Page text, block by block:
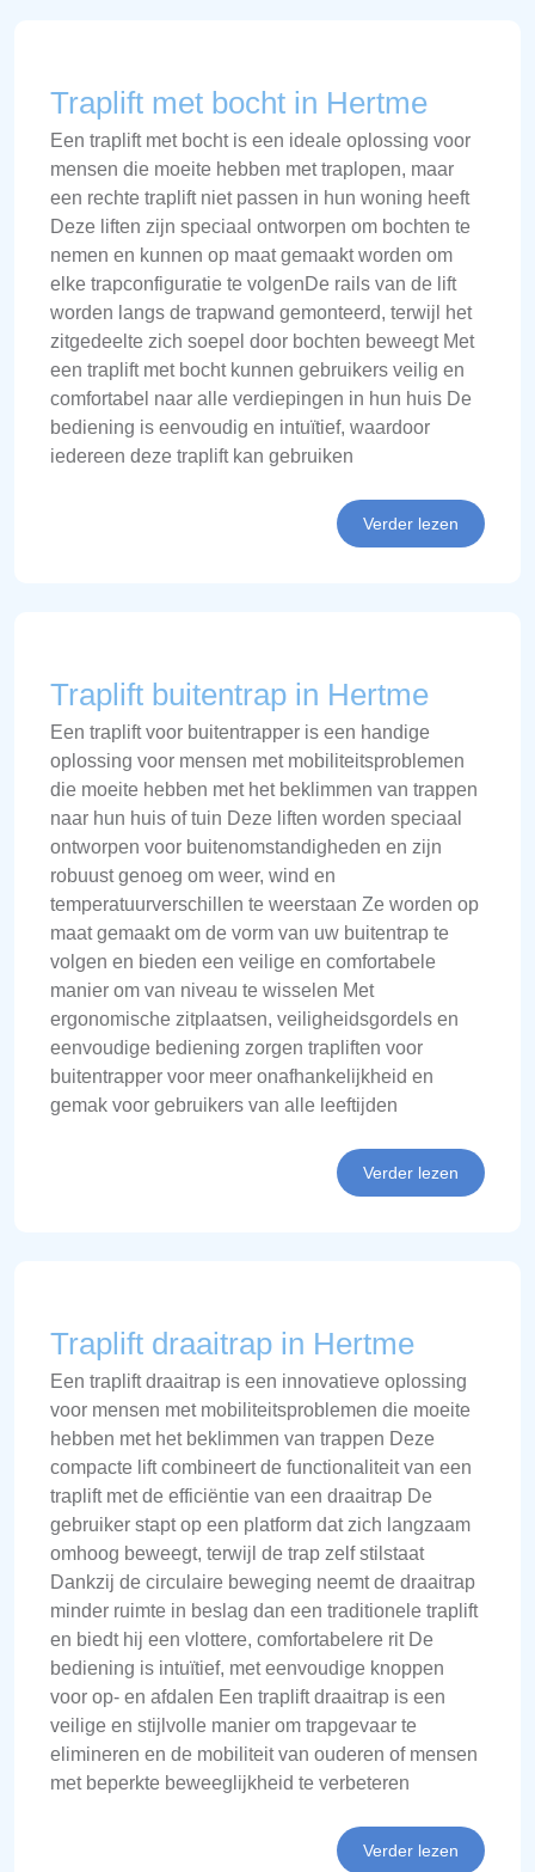
Traplift met bocht in Hertme
Een traplift met bocht is een ideale oplossing voor
mensen die moeite hebben met traplopen, maar
een rechte traplift niet passen in hun woning heeft
Deze liften zijn speciaal ontworpen om bochten te
nemen en kunnen op maat gemaakt worden om
elke trapconfiguratie te volgenDe rails van de lift
worden langs de trapwand gemonteerd, terwijl het
zitgedeelte zich soepel door bochten beweegt Met
een traplift met bocht kunnen gebruikers veilig en
comfortabel naar alle verdiepingen in hun huis De
bediening is eenvoudig en intuïtief, waardoor
iedereen deze traplift kan gebruiken
Verder lezen
Traplift buitentrap in Hertme
Een traplift voor buitentrapper is een handige
oplossing voor mensen met mobiliteitsproblemen
die moeite hebben met het beklimmen van trappen
naar hun huis of tuin Deze liften worden speciaal
ontworpen voor buitenomstandigheden en zijn
robuust genoeg om weer, wind en
temperatuurverschillen te weerstaan Ze worden op
maat gemaakt om de vorm van uw buitentrap te
volgen en bieden een veilige en comfortabele
manier om van niveau te wisselen Met
ergonomische zitplaatsen, veiligheidsgordels en
eenvoudige bediening zorgen trapliften voor
buitentrapper voor meer onafhankelijkheid en
gemak voor gebruikers van alle leeftijden
Verder lezen
Traplift draaitrap in Hertme
Een traplift draaitrap is een innovatieve oplossing
voor mensen met mobiliteitsproblemen die moeite
hebben met het beklimmen van trappen Deze
compacte lift combineert de functionaliteit van een
traplift met de efficiëntie van een draaitrap De
gebruiker stapt op een platform dat zich langzaam
omhoog beweegt, terwijl de trap zelf stilstaat
Dankzij de circulaire beweging neemt de draaitrap
minder ruimte in beslag dan een traditionele traplift
en biedt hij een vlottere, comfortabelere rit De
bediening is intuïtief, met eenvoudige knoppen
voor op- en afdalen Een traplift draaitrap is een
veilige en stijlvolle manier om trapgevaar te
elimineren en de mobiliteit van ouderen of mensen
met beperkte beweeglijkheid te verbeteren
Verder lezen